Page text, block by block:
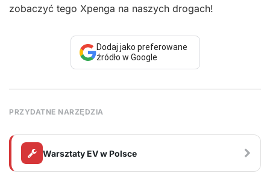
zobaczyć tego Xpenga na naszych drogach!
Dodaj jako preferowane
źródło w Google
PRZYDATNE NARZĘDZIA
Warsztaty EV w Polsce